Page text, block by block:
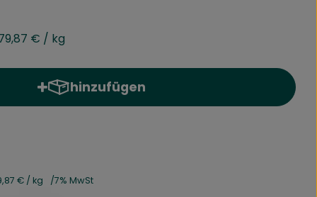
€ / kg
hinzufügen
Produkt zum Warenkorb hinzufügen
€ / kg 7% MwSt